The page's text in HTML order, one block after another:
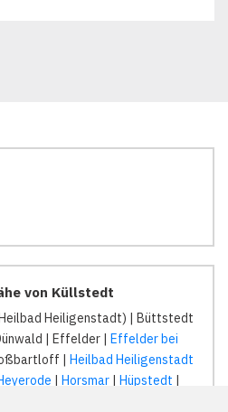
von Küllstedt
Heiligenstadt) | Büttstedt
| Effelder | Effelder bei
| Heilbad Heiligenstadt
| Horsmar | Hüpstedt |